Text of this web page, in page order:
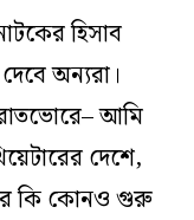
হিসাব
অন্যরা।
আমি
দেশে,
কি কোনও গুরু